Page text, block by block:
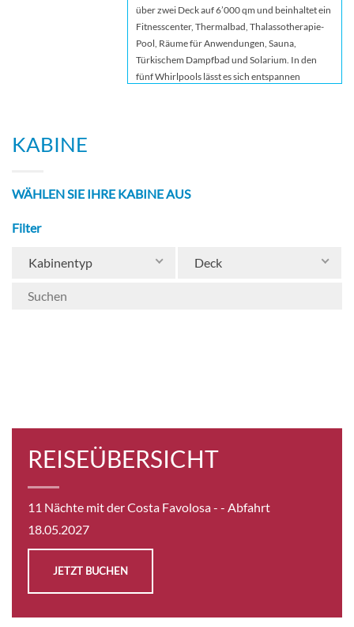
über zwei Deck auf 6’000 qm und beinhaltet ein
Fitnesscenter, Thermalbad, Thalassotherapie-
Pool, Räume für Anwendungen, Sauna,
Türkischem Dampfbad und Solarium. In den
fünf Whirlpools lässt es sich entspannen
Wasserrutschen, im Peppa Wutz-Spielbereich,
stetig wechselnden Programm, liegt im Bug des
KABINE
WÄHLEN SIE IHRE KABINE AUS
Filter
Kabinentyp Deck
REISEÜBERSICHT
11 Nächte mit der Costa Favolosa - - Abfahrt
18.05.2027
JETZT BUCHEN